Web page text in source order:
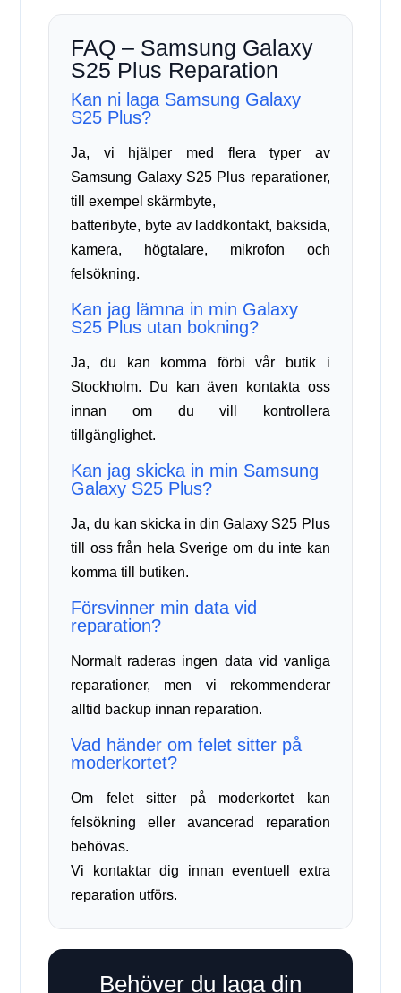
FAQ – Samsung Galaxy
S25 Plus Reparation
Kan ni laga Samsung Galaxy
S25 Plus?
Ja, vi hjälper med flera typer av
Samsung Galaxy S25 Plus reparationer,
till exempel skärmbyte,
batteribyte, byte av laddkontakt, baksida,
kamera, högtalare, mikrofon och
felsökning.
Kan jag lämna in min Galaxy
S25 Plus utan bokning?
Ja, du kan komma förbi vår butik i
Stockholm. Du kan även kontakta oss
innan om du vill kontrollera
tillgänglighet.
Kan jag skicka in min Samsung
Galaxy S25 Plus?
Ja, du kan skicka in din Galaxy S25 Plus
till oss från hela Sverige om du inte kan
komma till butiken.
Försvinner min data vid
reparation?
Normalt raderas ingen data vid vanliga
reparationer, men vi rekommenderar
alltid backup innan reparation.
Vad händer om felet sitter på
moderkortet?
Om felet sitter på moderkortet kan
felsökning eller avancerad reparation
behövas.
Vi kontaktar dig innan eventuell extra
reparation utförs.
Behöver du laga din